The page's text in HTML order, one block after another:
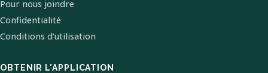
Pour nous joindre
Confidentialité
Conditions d'utilisation
OBTENIR L'APPLICATION